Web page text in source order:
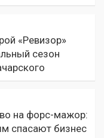
«Ревизор»
сезон
на форс-мажор:
спасают бизнес